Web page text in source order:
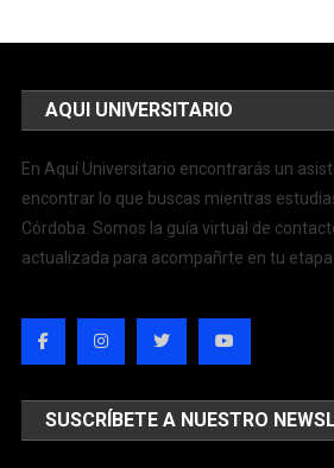
AQUI UNIVERSITARIO
En Aquí Universitario encontrarás un
encontrar lo que buscas mientras
Córdoba. Somos la guía virtual de
actualizada para acompañrte en tu
SUSCRÍBETE A NUESTRO